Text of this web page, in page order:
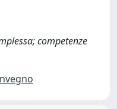
competenze